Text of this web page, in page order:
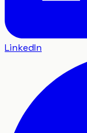
LinkedIn